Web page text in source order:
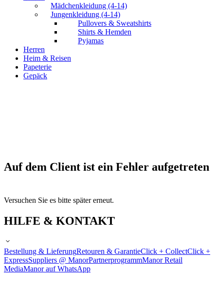
Mädchenkleidung (4-14)
Jungenkleidung (4-14)
Pullovers & Sweatshirts
Shirts & Hemden
Pyjamas
Herren
Heim & Reisen
Papeterie
Gepäck
Auf dem Client ist ein Fehler aufgetreten
Versuchen Sie es bitte später erneut.
HILFE & KONTAKT
Bestellung & LieferungRetouren & GarantieClick + CollectClick +
ExpressSuppliers @ ManorPartnerprogrammManor Retail
MediaManor auf WhatsApp